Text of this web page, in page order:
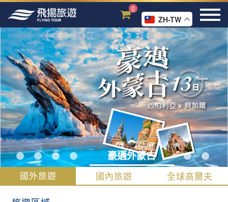
0
ZH-TW
豪邁外蒙古
國外旅遊 國內旅遊 全球高爾夫